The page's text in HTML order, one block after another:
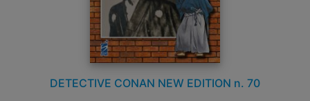
DETECTIVE CONAN NEW EDITION n. 70